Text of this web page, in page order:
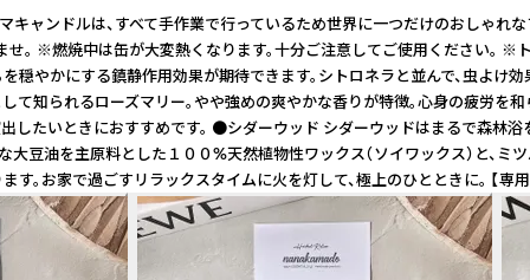
ドルは、すべて手作業で行っているため世界に一つだけのおし
燃焼中は缶が大変熱くなります。十分ご注意してご使用ください
にする鎮静作用効果が期待できます。シトロネラと並んで、虫
れるローズマリー。やや強めの爽やかな香りが特徴。心身の疲
いときにおすすめです。 ●シダーウッド シダーウッドはまるで
を主原料とした１００%天然植物性ワックス（ソイワックス）
家で過ごすリラックスタイムに火を灯して、極上のひとときに。 【